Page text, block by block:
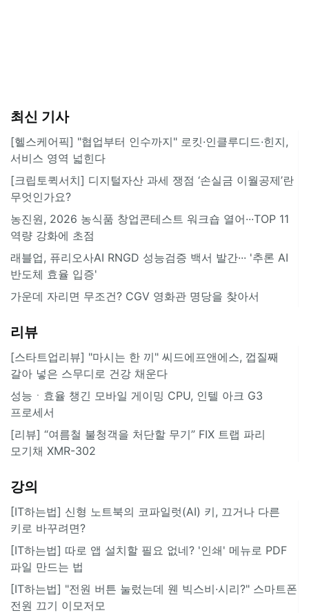
최신 기사
[헬스케어픽] "협업부터 인수까지" 로킷·인클루디드·힌지,
서비스 영역 넓힌다
[크립토퀵서치] 디지털자산 과세 쟁점 ‘손실금 이월공제’란
무엇인가요?
농진원, 2026 농식품 창업콘테스트 워크숍 열어···TOP 11
역량 강화에 초점
래블업, 퓨리오사AI RNGD 성능검증 백서 발간··· '추론 AI
반도체 효율 입증'
가운데 자리면 무조건? CGV 영화관 명당을 찾아서
리뷰
[스타트업리뷰] "마시는 한 끼" 씨드에프앤에스, 껍질째
갈아 넣은 스무디로 건강 채운다
성능ㆍ효율 챙긴 모바일 게이밍 CPU, 인텔 아크 G3
프로세서
[리뷰] “여름철 불청객을 처단할 무기” FIX 트랩 파리
모기채 XMR-302
강의
[IT하는법] 신형 노트북의 코파일럿(AI) 키, 끄거나 다른
키로 바꾸려면?
[IT하는법] 따로 앱 설치할 필요 없네? '인쇄' 메뉴로 PDF
파일 만드는 법
[IT하는법] "전원 버튼 눌렀는데 웬 빅스비·시리?" 스마트폰
전원 끄기 이모저모